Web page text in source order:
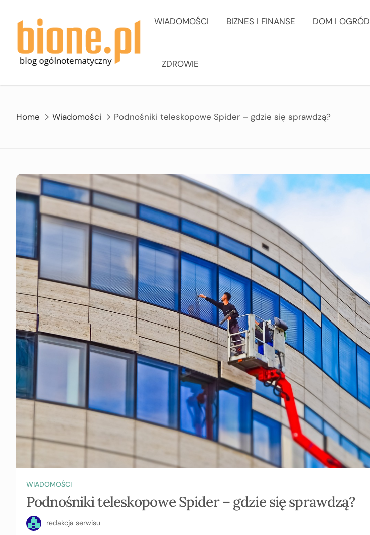
content
WIADOMOŚCI BIZNES I FINANSE DOM I OGRÓD
ZDROWIE
Home Wiadomości Podnośniki teleskopowe Spider – gdzie się sprawdzą?
WIADOMOŚCI
Podnośniki teleskopowe Spider – gdzie się sprawdzą?
redakcja serwisu